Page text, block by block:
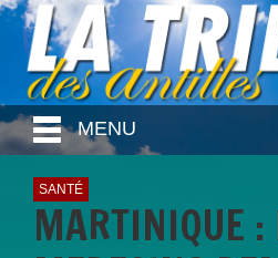
MENU
SANTÉ
MARTINIQUE :